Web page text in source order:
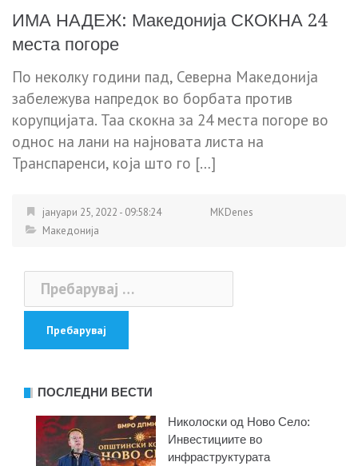
ИМА НАДЕЖ: Македонија СКОКНА 24
места погоре
По неколку години пад, Северна Македонија
забележува напредок во борбата против
корупцијата. Таа скокна за 24 места погоре во
однос на лани на најновата листа на
Транспаренси, која што го […]
јануари 25, 2022 - 09:58:24
MKDenes
Македонија
Пребарувај
за:
ПОСЛЕДНИ ВЕСТИ
Николоски од Ново Село:
Инвестициите во
инфраструктурата